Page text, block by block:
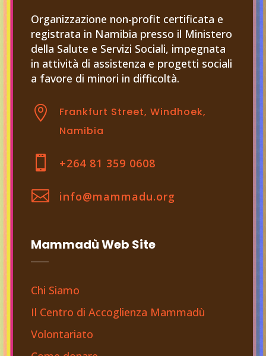
Organizzazione non-profit certificata e
registrata in Namibia presso il Ministero
della Salute e Servizi Sociali, impegnata
in attività di assistenza e progetti sociali
a favore di minori in difficoltà.

Frankfurt Street, Windhoek,
Namibia
 +264 81 359 0608
 info@mammadu.org
Mammadù Web Site
Chi Siamo
Il Centro di Accoglienza Mammadù
Volontariato